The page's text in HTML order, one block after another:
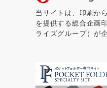
当サイトは、印刷か
を提供する総合企画
ライズグループ）が